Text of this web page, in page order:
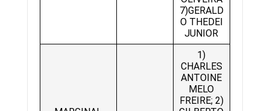
7)GERALD
O THEDEI
JUNIOR
1)
CHARLES
ANTOINE
MELO
FREIRE; 2)